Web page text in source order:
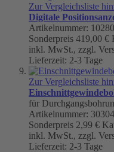
Zur Vergleichsliste
Digitale
Artikelnummer: 10280
Sonderpreis 419,00 €
inkl. MwSt., zzgl.
Lieferzeit: 2-3 Tage
Zur Vergleichsliste
für
Artikelnummer: 30304
Sonderpreis 2,99 €
inkl. MwSt., zzgl.
Lieferzeit: 2-3 Tage